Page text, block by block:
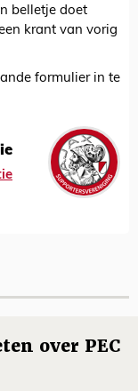
belletje doet
krant van vorig
formulier in te
over PEC